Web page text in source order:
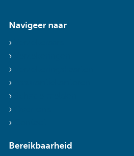
Navigeer naar
Bereikbaarheid